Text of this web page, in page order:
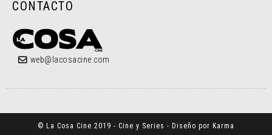
CONTACTO
web@lacosacine.com
© La Cosa Cine 2019 - Cine y Series - Diseño por Karma